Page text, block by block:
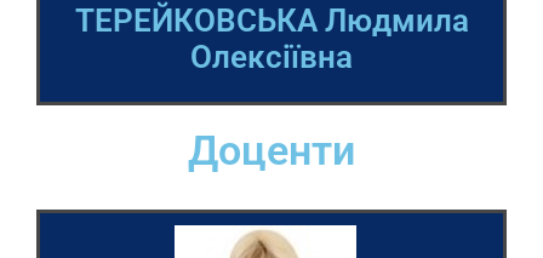
ТЕРЕЙКОВСЬКА Людмила
Олексіївна
Доценти